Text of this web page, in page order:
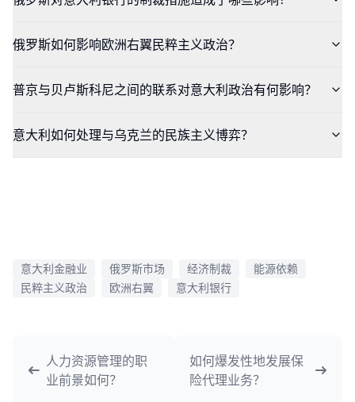
俄罗斯如何影响欧洲右翼民粹主义政治？
普京与贝卢斯科尼之间的联系对意大利政治有何影响？
意大利如何处理与乌克兰的民族主义博弈？
意大利金融业 俄罗斯市场 经济制裁
能源依赖
民粹主义政治
欧洲右翼 意大利银行
人力资源管理的职
业前景如何？
如何爆发性地发展保
险代理业务？